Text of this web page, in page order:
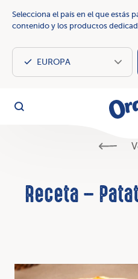
Selecciona el país en el que estás
contenido y los productos
Busca
Receta –